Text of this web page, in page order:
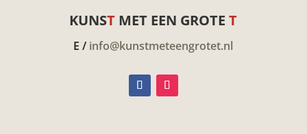
KUNST MET EEN GROTET
E / info@kunstmeteengrotet.nl